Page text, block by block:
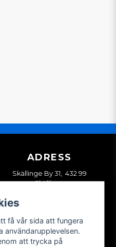
ADRESS
Skällinge By 31, 432 99
Skällinge
få vår sida att fungera
användarupplevelsen.
att trycka på